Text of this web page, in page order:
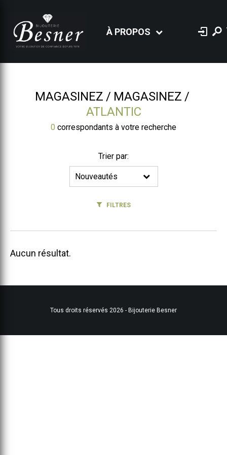
À PROPOS
MAGASINEZ
MAGASINEZ
ATLANTIC
0 correspondants à votre recherche
Trier par:
FILTRES
Aucun résultat.
Tous droits réservés 2026 - Bijouterie Besner